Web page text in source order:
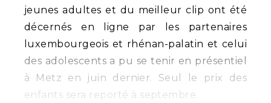
jeunes adultes et du meilleur clip ont été
décernés en ligne par les partenaires
luxembourgeois et rhénan-palatin et celui
des adolescents a pu se tenir en présentiel
à Metz en juin dernier. Seul le prix des
enfants sera reporté à septembre.